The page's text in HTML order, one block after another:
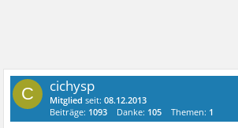
C cichysp
Mitglied seit:08.12.2013
Beiträge: 1093 Danke: 105 Themen: 1